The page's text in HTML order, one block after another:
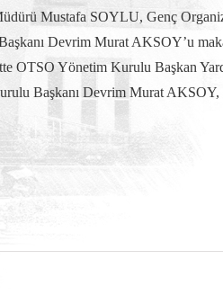
Mustafa SOYLU, Genç
Devrim Murat AKSOY’u
OTSO Yönetim Kurulu Başkan
Başkanı Devrim Murat